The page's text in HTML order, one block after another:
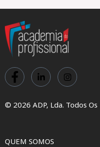
© 2026 ADP, Lda. Todos
QUEM SOMOS